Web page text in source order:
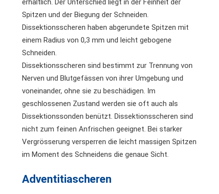
erhältlich. Der Unterschied liegt in der Feinheit der
Spitzen und der Biegung der Schneiden.
Dissektionsscheren haben abgerundete Spitzen mit
einem Radius von 0,3 mm und leicht gebogene
Schneiden.
Dissektionsscheren sind bestimmt zur Trennung von
Nerven und Blutgefässen von ihrer Umgebung und
voneinander, ohne sie zu beschädigen. Im
geschlossenen Zustand werden sie oft auch als
Dissektionssonden benützt. Dissektionsscheren sind
nicht zum feinen Anfrischen geeignet. Bei starker
Vergrösserung versperren die leicht massigen Spitzen
im Moment des Schneidens die genaue Sicht.
Adventitiascheren